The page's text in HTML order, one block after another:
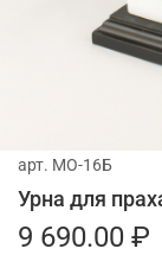
арт. МО-16Б
Урна для
9 690.00 ₽